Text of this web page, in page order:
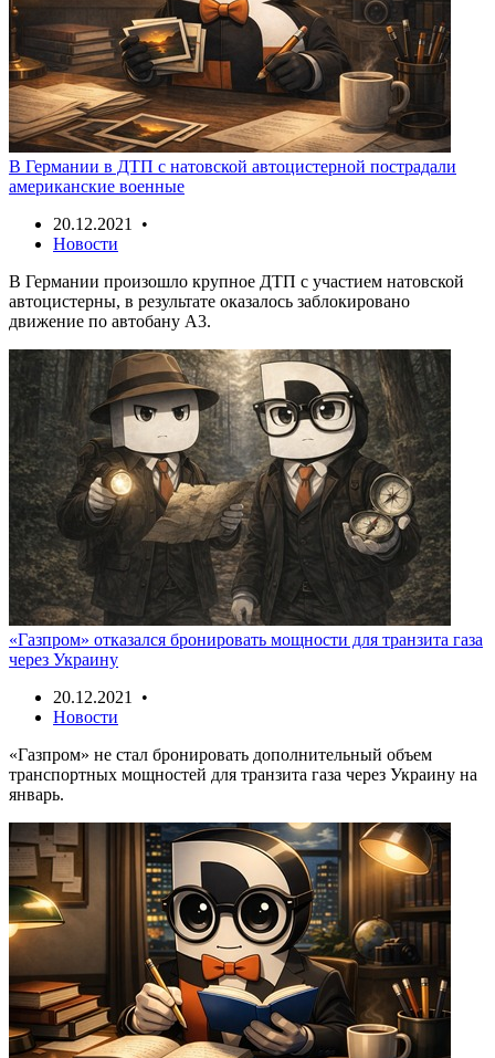
В Германии в ДТП с натовской автоцистерной пострадали
американские военные
20.12.2021 •
Новости
В Германии произошло крупное ДТП с участием натовской
автоцистерны, в результате оказалось заблокировано
движение по автобану A3.
«Газпром» отказался бронировать мощности для транзита газа
через Украину
20.12.2021 •
Новости
«Газпром» не стал бронировать дополнительный объем
транспортных мощностей для транзита газа через Украину на
январь.